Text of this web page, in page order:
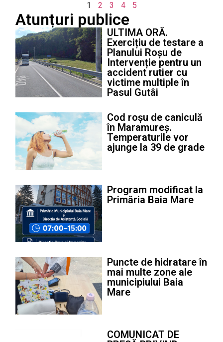
1 2 3 4 5
Atunțuri publice
ULTIMA ORĂ.
Exercițiu de testare a
Planului Roșu de
Intervenție pentru un
accident rutier cu
victime multiple în
Pasul Gutâi
Cod roșu de caniculă
în Maramureș.
Temperaturile vor
ajunge la 39 de grade
Program modificat la
Primăria Baia Mare
Puncte de hidratare în
mai multe zone ale
municipiului Baia
Mare
COMUNICAT DE